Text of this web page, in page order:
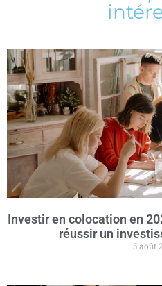
Investir en colocation en
réussir un
5 août